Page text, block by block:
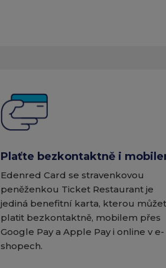
Plaťte bezkontaktně i
Edenred Card se stravenkovou
peněženkou Ticket Restaurant je
jediná benefitní karta, kterou
platit bezkontaktně, mobilem přes
Google Pay a Apple Pay i online v e-
shopech.